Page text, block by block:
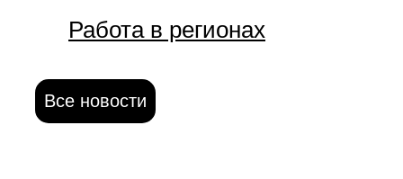
Работа в регионах
Все новости